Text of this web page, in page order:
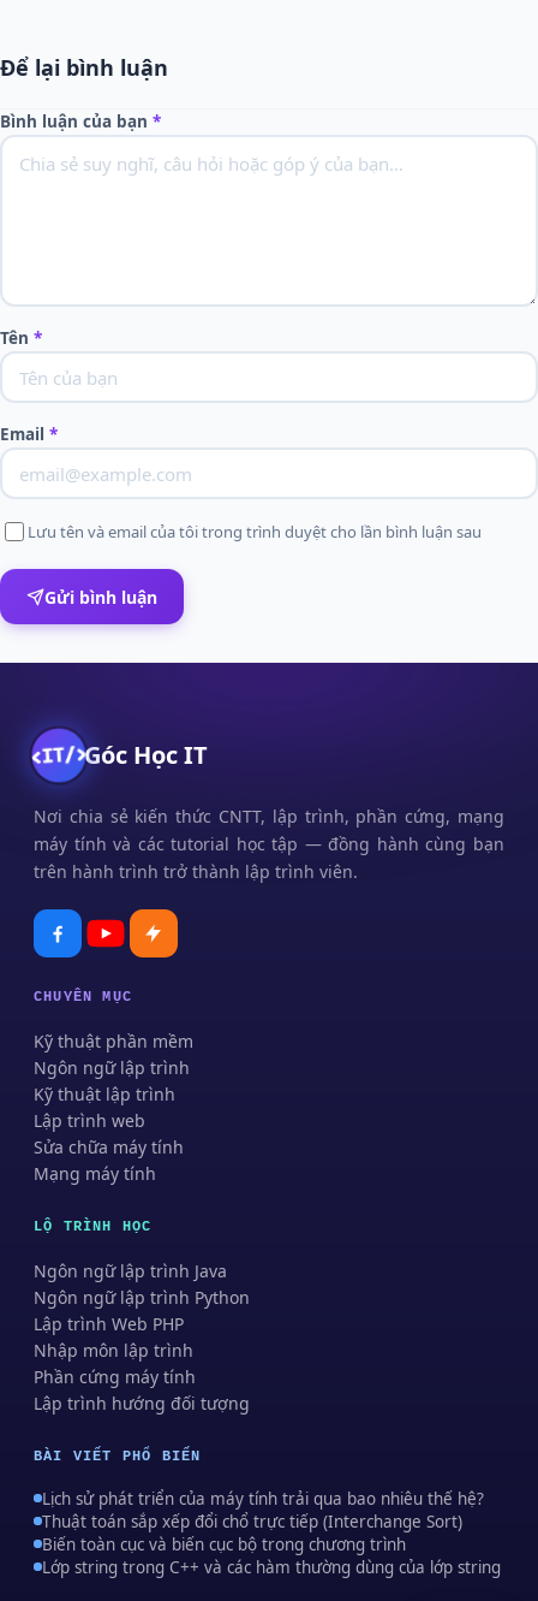
Để lại bình luận
Bình luận của bạn *
Tên *
Email *
Lưu tên và email của tôi trong trình duyệt cho lần bình luận sau
Gửi bình luận
Góc Học IT
Nơi chia sẻ kiến thức CNTT, lập trình, phần cứng, mạng
máy tính và các tutorial học tập — đồng hành cùng bạn
trên hành trình trở thành lập trình viên.
CHUYÊN MỤC
Kỹ thuật phần mềm
Ngôn ngữ lập trình
Kỹ thuật lập trình
Lập trình web
Sửa chữa máy tính
Mạng máy tính
LỘ TRÌNH HỌC
Ngôn ngữ lập trình Java
Ngôn ngữ lập trình Python
Lập trình Web PHP
Nhập môn lập trình
Phần cứng máy tính
Lập trình hướng đối tượng
BÀI VIẾT PHỔ BIẾN
Lịch sử phát triển của máy tính trải qua bao nhiêu thế hệ?
Thuật toán sắp xếp đổi chổ trực tiếp (Interchange Sort)
Biến toàn cục và biến cục bộ trong chương trình
Lớp string trong C++ và các hàm thường dùng của lớp string